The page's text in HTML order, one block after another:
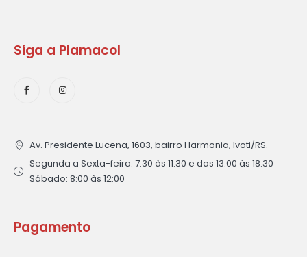
Siga a Plamacol
Av. Presidente Lucena, 1603, bairro Harmonia, Ivoti/RS.
Segunda a Sexta-feira: 7:30 às 11:30 e das 13:00 às 18:30
Sábado: 8:00 às 12:00
Pagamento